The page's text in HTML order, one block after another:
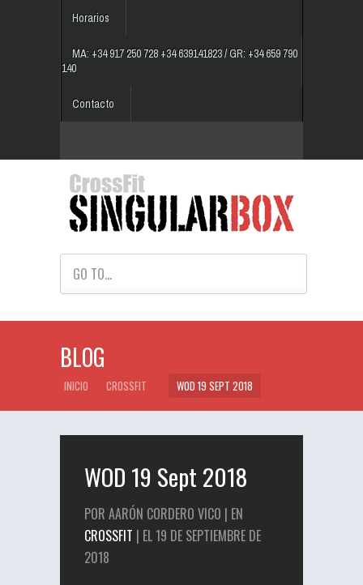
Horarios
MA: +34 917 250 728 +34 639141823 / GR: +34 659 790
140
Contacto
GO TO...
BLOG
INICIO CROSSFIT WOD 19 SEPT 2018
WOD 19 Sept 2018
POR AARÓN CORDERO VICO | EN
CROSSFIT | EL 19 DE SEPTIEMBRE DE
2018